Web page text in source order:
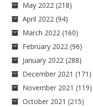
May 2022 (218)
April 2022 (94)
March 2022 (160)
February 2022 (96)
January 2022 (288)
December 2021 (171)
November 2021 (119)
October 2021 (215)